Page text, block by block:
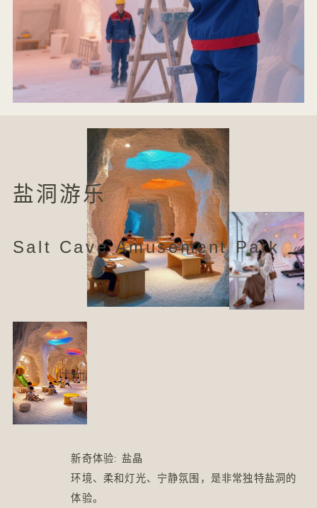
盐洞游乐
Salt Cave Amusement Park
新奇体验: 盐晶
环境、柔和灯光、宁静氛围，是非常独特盐洞的
体验。